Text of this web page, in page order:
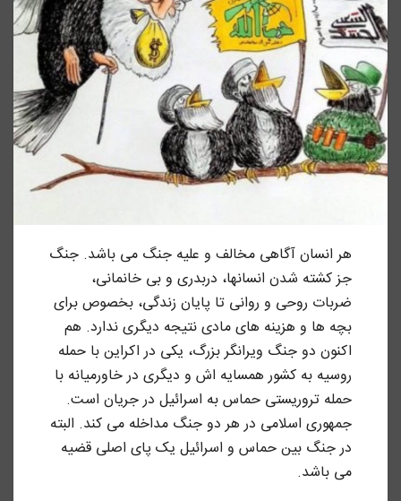
هر انسان آگاهی مخالف و علیه جنگ می باشد. جنگ
جز کشته شدن انسانها، دربدری و بی خانمانی،
ضربات روحی و روانی تا پایان زندگی، بخصوص برای
بچه ها و هزینه های مادی نتیجه دیگری ندارد. هم
اکنون دو جنگ ویرانگر بزرگ، یکی در اکراین با حمله
روسیه به کشور همسایه اش و دیگری در خاورمیانه با
حمله تروریستی حماس به اسرائیل در جریان است.
جمهوری اسلامی در هر دو جنگ مداخله می کند. البته
در جنگ بین حماس و اسرائیل یک پای اصلی قضیه
می باشد.